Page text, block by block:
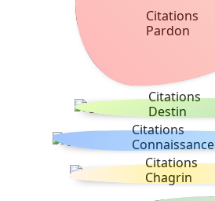
Citations
Pardon
Citations
Destin
Citations
Connaissance
Citations
Chagrin